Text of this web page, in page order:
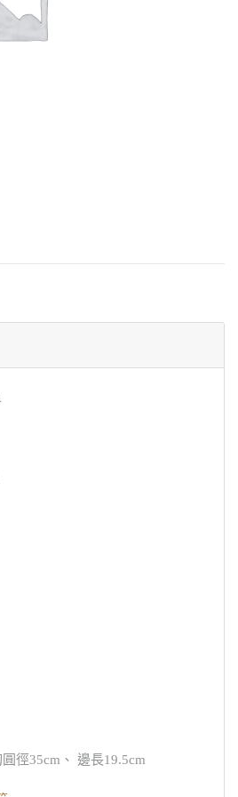
徑35cm、 邊長19.5cm